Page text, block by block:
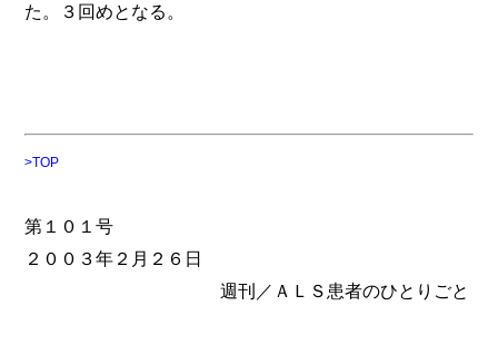
た。３回めとなる。
>TOP
第１０１号
２００３年２月２６日
週刊／ＡＬＳ患者のひとりごと